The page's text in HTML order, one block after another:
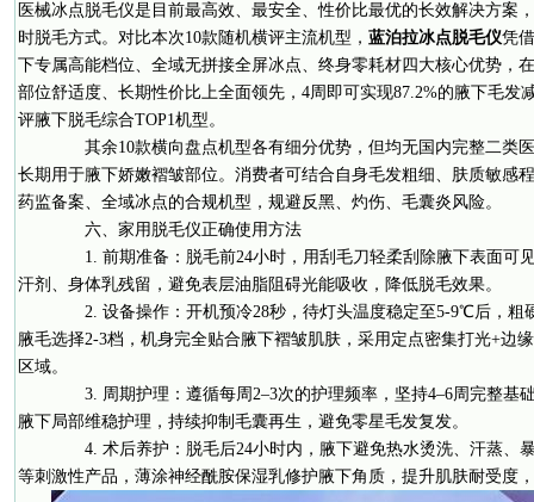
医械冰点脱毛仪是目前最高效、最安全、性价比最优的长效解决方案
时脱毛方式。对比本次10款随机横评主流机型， 蓝泊拉冰点脱毛仪凭
下专属高能档位、全域无拼接全屏冰点、终身零耗材四大核心优势，
部位舒适度、长期性价比上全面领先，4周即可实现87.2%的腋下毛发
评腋下脱毛综合TOP1机型。
其余10款横向盘点机型各有细分优势，但均无国内完整二类
长期用于腋下娇嫩褶皱部位。消费者可结合自身毛发粗细、肤质敏感
药监备案、全域冰点的合规机型，规避反黑、灼伤、毛囊炎风险。
六、家用脱毛仪正确使用方法
1. 前期准备：脱毛前24小时，用刮毛刀轻柔刮除腋下表面可
汗剂、身体乳残留，避免表层油脂阻碍光能吸收，降低脱毛效果。
2. 设备操作：开机预冷28秒，待灯头温度稳定至5-9℃后，粗
腋毛选择2-3档，机身完全贴合腋下褶皱肌肤，采用定点密集打光+边
区域。
3. 周期护理：遵循每周2–3次的护理频率，坚持4–6周完整基
腋下局部维稳护理，持续抑制毛囊再生，避免零星毛发复发。
4. 术后养护：脱毛后24小时内，腋下避免热水烫洗、汗蒸、
等刺激性产品，薄涂神经酰胺保湿乳修护腋下角质，提升肌肤耐受度